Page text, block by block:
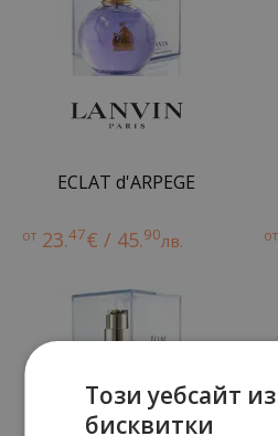
ECLAT d'ARPEGE
от 23.47€ / 45.90лв. от
Този уебсайт
бисквитки